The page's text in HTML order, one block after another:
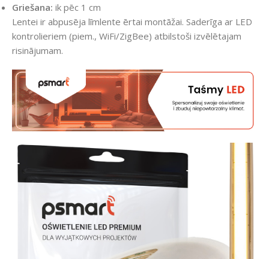
Griešana: ik pēc 1 cm
Lentei ir abpusēja līmlente ērtai montāžai. Saderīga ar LED
kontrolieriem (piem., WiFi/ZigBee) atbilstoši izvēlētajam
risinājumam.